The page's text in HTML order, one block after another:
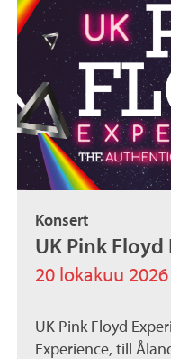
Konsert
UK Pink
20 lokakuu 2026
UK Pink Floyd
Experience, till